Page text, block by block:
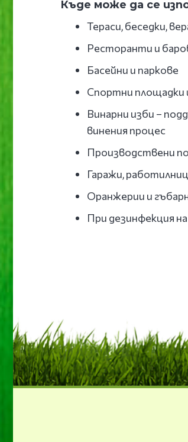
Къде може да се
Тераси, беседки,
Ресторанти и
Басейни и паркове
Спортни площадки
Винарни изби –
винения процес
Производствени
Гаражи,
Оранжерии и
При дезинфекция